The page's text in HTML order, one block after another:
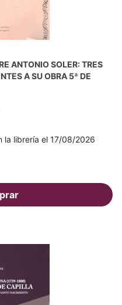
ANTONIO SOLER: TRES
A SU OBRA 5ª DE
la librería el 17/08/2026